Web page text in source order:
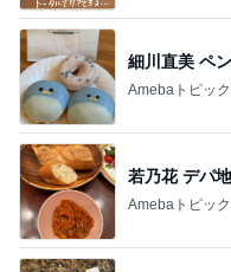
細川直美 ペ
Amebaトピッ
若乃花 デパ
Amebaトピッ